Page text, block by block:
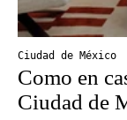
Ciudad de México
Como en
Ciudad de